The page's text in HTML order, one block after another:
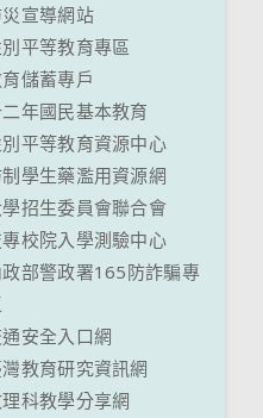
宣導網站
平等教育專區
儲蓄專戶
年國民基本教育
平等教育資源中心
學生藥濫用資源網
招生委員會聯合會
校院入學測驗中心
政部警政署165防詐騙專
安全入口網
教育研究資訊網
科教學分享網